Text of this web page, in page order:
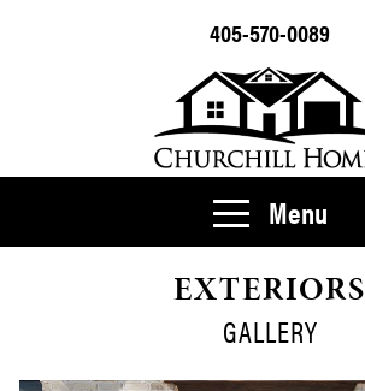
405-570-0089
Menu
EXTERIORS
GALLERY